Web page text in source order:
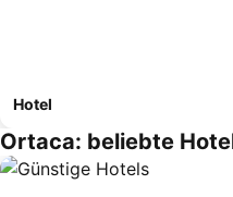
Hotel
Ortaca: beliebte